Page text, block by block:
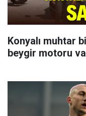
Konyalı muhtar
beygir motoru